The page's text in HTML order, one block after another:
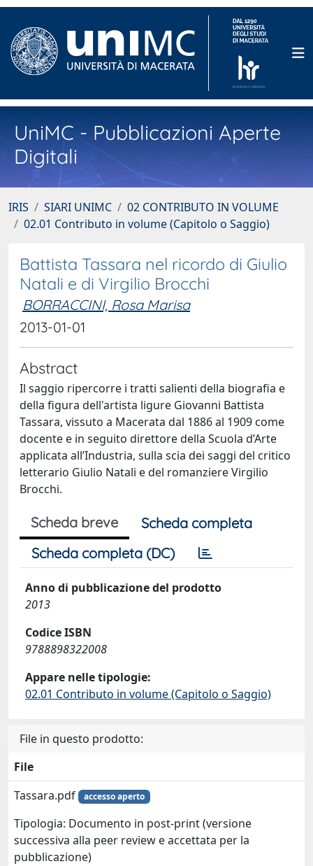
UniMC - Pubblicazioni Aperte
Digitali
IRIS SIARI UNIMC
02 CONTRIBUTO IN VOLUME
02.01 Contributo in volume (Capitolo o Saggio)
Battista Tassara nel ricordo di Giulio
Natali e di Virgilio Brocchi
BORRACCINI, Rosa Marisa
2013-01-01
Abstract
Il saggio ripercorre i tratti salienti della biografia e
della figura dell'artista ligure Giovanni Battista
Tassara, vissuto a Macerata dal 1886 al 1909 come
docente e in seguito direttore della Scuola d’Arte
applicata all’Industria, sulla scia dei saggi del critico
letterario Giulio Natali e del romanziere Virgilio
Brocchi.
Scheda breve
Scheda completa
Scheda completa (DC)
Anno di pubblicazione del prodotto
2013
Codice ISBN
9788898322008
Appare nelle tipologie:
02.01 Contributo in volume (Capitolo o Saggio)
File in questo prodotto:
File
Tassara.pdf
accesso aperto
Tipologia: Documento in post-print (versione
successiva alla peer review e accettata per la
pubblicazione)